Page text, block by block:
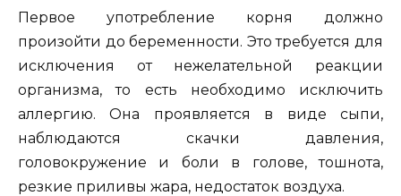
Первое употребление корня должно
произойти до беременности. Это требуется для
исключения от нежелательной реакции
организма, то есть необходимо исключить
аллергию. Она проявляется в виде сыпи,
наблюдаются скачки давления,
головокружение и боли в голове, тошнота,
резкие приливы жара, недостаток воздуха.